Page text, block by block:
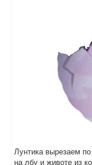
Лунтика вырезаем
на лбу и животе из